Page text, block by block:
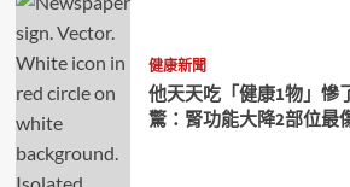
健康新聞
他天天吃「健康1物」慘
驚：腎功能大降2部位最